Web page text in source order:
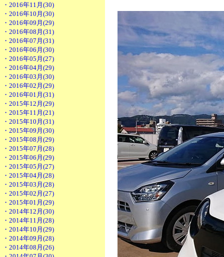
・2016年11月(30)
・2016年10月(30)
・2016年09月(29)
・2016年08月(31)
・2016年07月(31)
・2016年06月(30)
・2016年05月(27)
・2016年04月(29)
・2016年03月(30)
・2016年02月(29)
・2016年01月(31)
・2015年12月(29)
・2015年11月(21)
・2015年10月(31)
・2015年09月(30)
・2015年08月(29)
・2015年07月(28)
・2015年06月(29)
・2015年05月(27)
・2015年04月(28)
・2015年03月(28)
・2015年02月(27)
・2015年01月(29)
・2014年12月(30)
・2014年11月(28)
・2014年10月(29)
・2014年09月(28)
・2014年08月(26)